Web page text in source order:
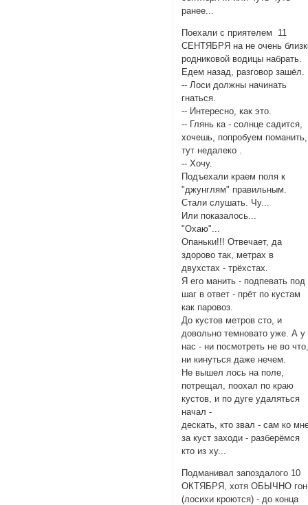
ранее...
Поехали с приятелем 11
СЕНТЯБРЯ на не очень
родниковой водицы набрать.
Едем назад, разговор зашёл.
-- Лоси должны начинать
гнаться.
-- Интересно, как это.
-- Глянь ка - солнце садится,
хочешь, попробуем поманить,
тут недалеко .
-- Хочу.
Подъехали краем поля к
"джунглям" правильным.
Стали слушать. Чу...
Или показалось...
"Охаю"...
Опаньки!!! Отвечает, да
здорово так, метрах в
двухстах - трёхстах.
Я его манить - подпевать под
шаг в ответ - прёт по кустам
как паровоз.
До кустов метров сто, и
довольно темновато уже. А у
нас - ни посмотреть не во
ни кинуться даже нечем.
Не вышел лось на поле,
потрещал, поохал по краю
кустов, и по дуге удаляться
начал -
дескать, кто звал - сам ко
за куст заходи - разберёмся
кто из ху...
Подманивал запоздалого 10
ОКТЯБРЯ, хотя ОБЫЧНО гон
(лосихи кроются) - до конца